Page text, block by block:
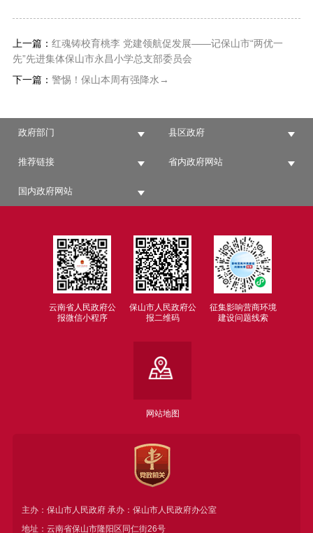
上一篇： 红魂铸校育桃李 党建领航促发展——记保山市“两优一
先”先进集体保山市永昌小学总支部委员会
下一篇： 警惕！保山本周有强降水→
政府部门 县区政府
推荐链接 省内政府网站
国内政府网站
云南省人民政府公
报微信小程序
保山市人民政府公
报二维码
征集影响营商环境
建设问题线索
网站地图
主办：保山市人民政府 承办：保山市人民政府办公室
地址：云南省保山市隆阳区同仁街26号